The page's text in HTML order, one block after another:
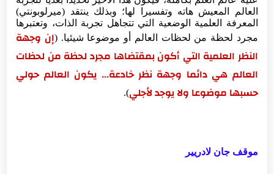
العالم المعيش هاته وتفسيرا لها؛ وبذلك ينتقد (ميرلوبونتي)
المعرفة العلمية الوضعية التي تتجاهل تجربة الذات، وتعتبرها
مجرد لحظة من لحظات العالم أو موضوعا شيئيا. (إن وجهة
النظر العلمية التي أكون بمقتضاها مجرد لحظة من لحظات
العالم هي دائما وجهة نظر خادعة... يكون العالم حولي
حسبها موضوعا ولا يوجد لأجلي).
موقف جان لادريير